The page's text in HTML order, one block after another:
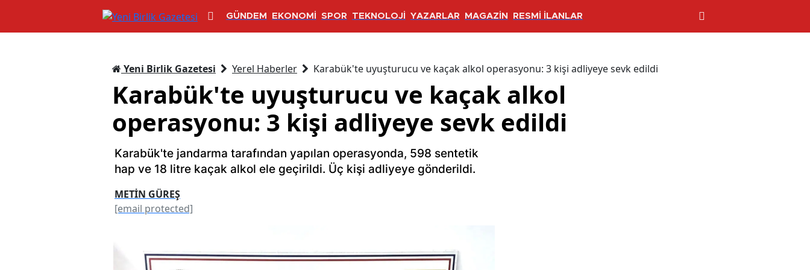
GÜNDEM EKONOMİ SPOR TEKNOLOJİ YAZARLAR MAGAZİN RESMİ İLANLAR
Yeni Birlik Gazetesi Yerel Haberler Karabük'te uyuşturucu ve kaçak alkol operasyonu: 3 kişi adliyeye sevk edildi
Karabük'te uyuşturucu ve kaçak alkol
operasyonu: 3 kişi adliyeye sevk edildi
Karabük'te jandarma tarafından yapılan operasyonda, 598 sentetik
hap ve 18 litre kaçak alkol ele geçirildi. Üç kişi adliyeye gönderildi.
METİN GÜREŞ
[email protected]